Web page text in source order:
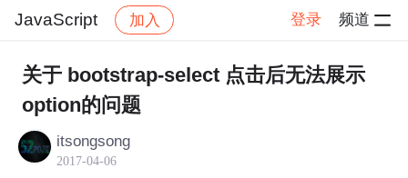
JavaScript 加入 登录 频道
社区 JavaScript 帖子详情
关于 bootstrap-select 点击后无法展示
option的问题
itsongsong
2017-04-06